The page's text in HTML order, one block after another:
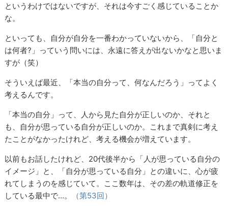
というわけではないですが、それは今すごく感じていることか
な。
といっても、自分が自分を一番わかっていないから、「自分と
は何者?」っていう問いには、永遠に答えが出ないかなと思いま
すが（笑）
そういえば最近、「本当の自分って、何なんだろう」ってよく
考えるんです。
「本当の自分」って、人から見た自分が正しいのか、それと
も、自分が思っている自分が正しいのか。これまで真剣に考え
たことがなかったけれど、考える機会が増えています。
以前もお話したけれど、20代後半から「人が思っている自分の
イメージ」と、「自分が思っている自分」との違いに、心が疲
れてしまうのを感じていて。ここ数年は、その差の軌道修正を
している最中で…。
（第53回）